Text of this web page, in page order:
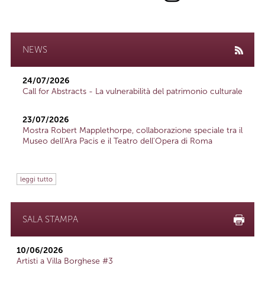
NEWS
24/07/2026
Call for Abstracts - La vulnerabilità del patrimonio culturale
23/07/2026
Mostra Robert Mapplethorpe, collaborazione speciale tra il
Museo dell'Ara Pacis e il Teatro dell'Opera di Roma
leggi tutto
SALA STAMPA
10/06/2026
Artisti a Villa Borghese #3